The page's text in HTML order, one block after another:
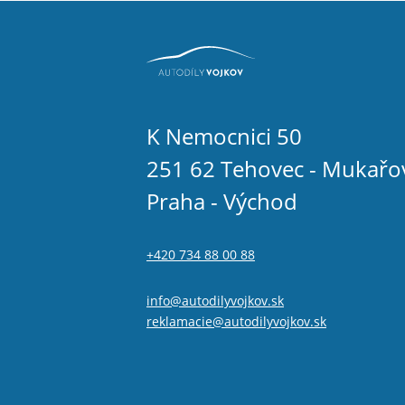
K Nemocnici 50
251 62 Tehovec -
Praha - Východ
+420 734 88 00 88
info@autodilyvojkov.sk
reklamacie@autodilyvojkov.sk